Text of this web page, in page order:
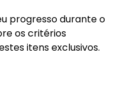
progresso durante o
os critérios
itens exclusivos.